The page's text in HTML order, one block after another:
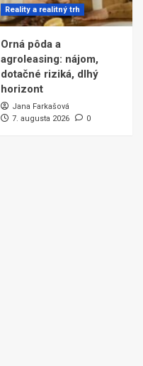
Reality a realitný trh
Orná pôda a
agroleasing: nájom,
dotačné riziká, dlhý
horizont
Jana Farkašová
7. augusta 2026
0